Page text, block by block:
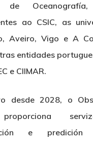
de
ao CSIC, as
Aveiro, Vigo e A
entidades
e CIIMAR.
desde 2028, o
e predición
What’s
Events
News